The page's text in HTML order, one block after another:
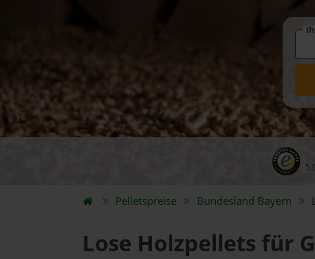
Pelletspreise Bundesland Bayern
Lose Holzpellets für